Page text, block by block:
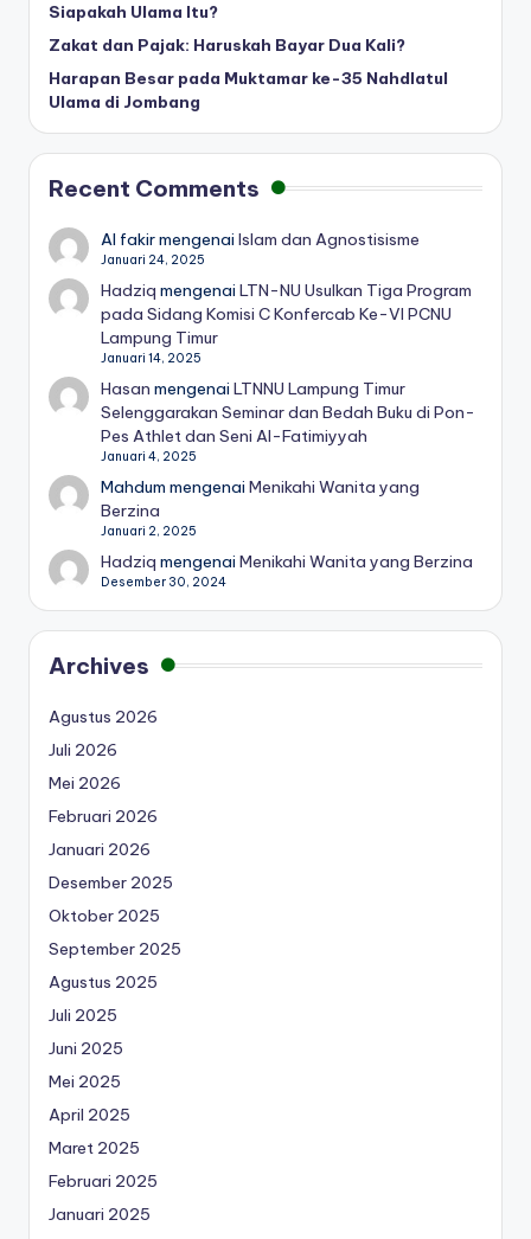
Siapakah Ulama Itu?
Zakat dan Pajak: Haruskah Bayar Dua Kali?
Harapan Besar pada Muktamar ke-35 Nahdlatul
Ulama di Jombang
Recent Comments
Al fakirmengenaiIslam dan Agnostisisme
Januari 24, 2025
Hadziq mengenaiLTN-NU Usulkan Tiga Program
pada Sidang Komisi C Konfercab Ke-VI PCNU
Lampung Timur
Januari 14, 2025
Hasan mengenaiLTNNU Lampung Timur
Selenggarakan Seminar dan Bedah Buku di Pon-
Pes Athlet dan Seni Al-Fatimiyyah
Januari 4, 2025
Mahdum mengenaiMenikahi Wanita yang
Berzina
Januari 2, 2025
Hadziq mengenaiMenikahi Wanita yang Berzina
Desember 30, 2024
Archives
Agustus 2026
Juli 2026
Mei 2026
Februari 2026
Januari 2026
Desember 2025
Oktober 2025
September 2025
Agustus 2025
Juli 2025
Juni 2025
Mei 2025
April 2025
Maret 2025
Februari 2025
Januari 2025